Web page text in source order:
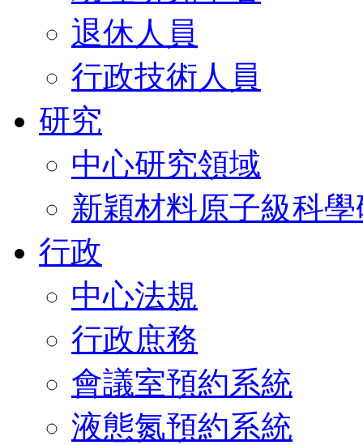
退休人員
行政技術人員
研究
中心研究領域
新穎材料原子級科
行政
中心法規
行政庶務
會議室預約系統
液態氮預約系統